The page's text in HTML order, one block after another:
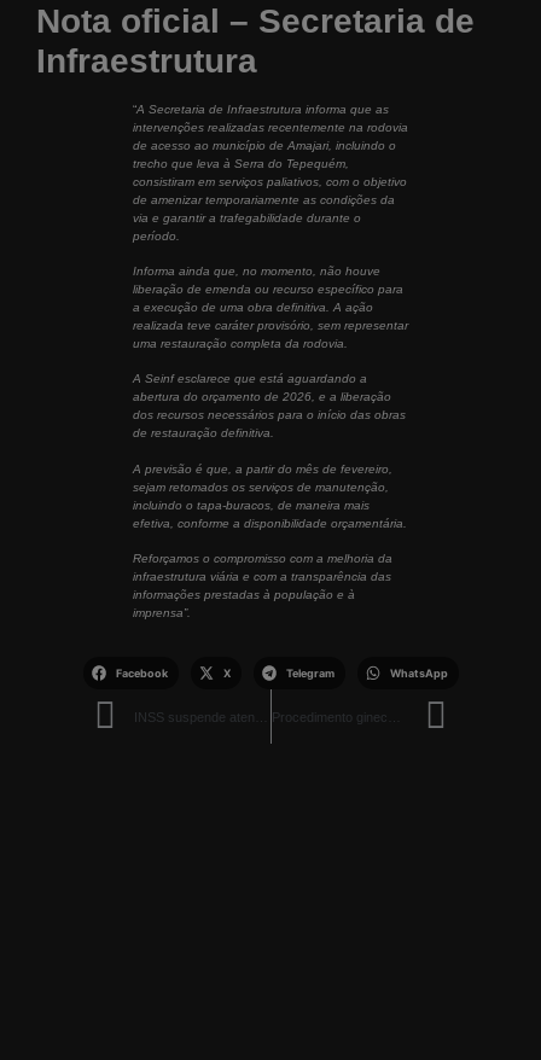
Nota oficial – Secretaria de
Infraestrutura
“A Secretaria de Infraestrutura informa que as
intervenções realizadas recentemente na rodovia
de acesso ao município de Amajari, incluindo o
trecho que leva à Serra do Tepequém,
consistiram em serviços paliativos, com o objetivo
de amenizar temporariamente as condições da
via e garantir a trafegabilidade durante o
período.
Informa ainda que, no momento, não houve
liberação de emenda ou recurso específico para
a execução de uma obra definitiva. A ação
realizada teve caráter provisório, sem representar
uma restauração completa da rodovia.
A Seinf esclarece que está aguardando a
abertura do orçamento de 2026, e a liberação
dos recursos necessários para o início das obras
de restauração definitiva.
A previsão é que, a partir do mês de fevereiro,
sejam retomados os serviços de manutenção,
incluindo o tapa-buracos, de maneira mais
efetiva, conforme a disponibilidade orçamentária.
Reforçamos o compromisso com a melhoria da
infraestrutura viária e com a transparência das
informações prestadas à população e à
imprensa”.
Facebook X Telegram WhatsApp